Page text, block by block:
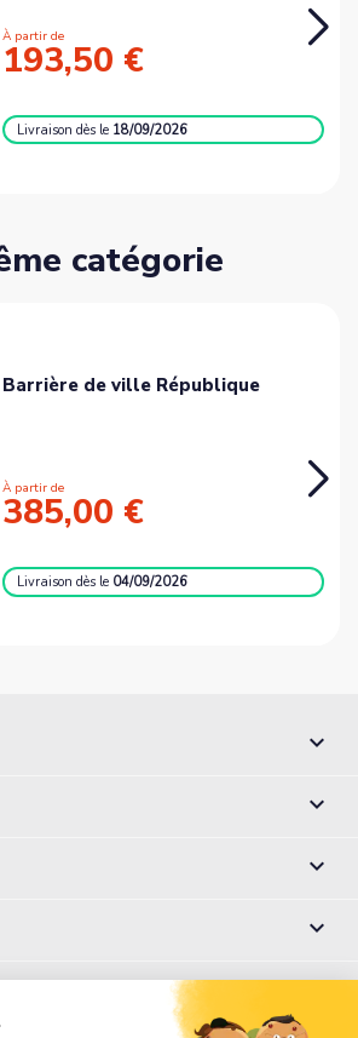
À partir de
193,50 €
Livraisondès le 18/09/2026
catégorie
Barrière de ville République
À partir de
385,00 €
Livraisondès le 04/09/2026



